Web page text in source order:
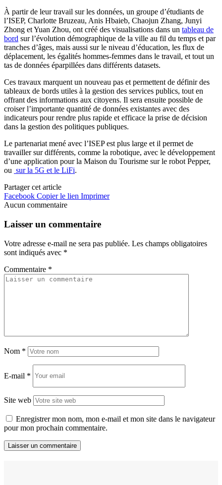
À partir de leur travail sur les données, un groupe d’étudiants de
l’ISEP, Charlotte Bruzeau, Anis Hbaieb, Chaojun Zhang, Junyi
Zhong et Yuan Zhou, ont créé des visualisations dans un tableau de
bord sur l’évolution démographique de la ville au fil du temps et par
tranches d’âges, mais aussi sur le niveau d’éducation, les flux de
déplacement, les égalités hommes-femmes dans le travail, et tout un
tas de données éparpillées dans différents datasets.
Ces travaux marquent un nouveau pas et permettent de définir des
tableaux de bords utiles à la gestion des services publics, tout en
offrant des informations aux citoyens. Il sera ensuite possible de
croiser l’importante quantité de données existantes avec des
indicateurs pour rendre plus rapide et efficace la prise de décision
dans la gestion des politiques publiques.
Le partenariat mené avec l’ISEP est plus large et il permet de
travailler sur différents, comme la robotique, avec le développement
d’une application pour la Maison du Tourisme sur le robot Pepper,
ou sur la 5G et le LiFi.
Partager cet article
Facebook Copier le lien Imprimer
Aucun commentaire
Laisser un commentaire
Votre adresse e-mail ne sera pas publiée. Les champs obligatoires
sont indiqués avec *
Commentaire *
Nom *
E-mail *
Site web
Enregistrer mon nom, mon e-mail et mon site dans le navigateur
pour mon prochain commentaire.